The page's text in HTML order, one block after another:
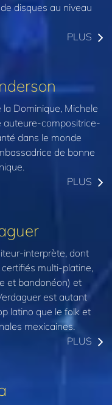
disques au niveau
PLUS
la Dominique, Michele
auteure-compositrice-
dans le monde
de bonne
PLUS
interprète, dont
multi-platine,
et bandonéon) et
est autant
latino que le folk et
mexicaines.
PLUS